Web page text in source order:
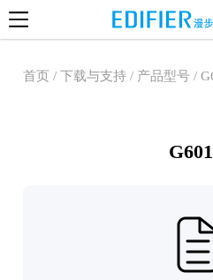
首页 / 下载与支持 / 产品型号 /